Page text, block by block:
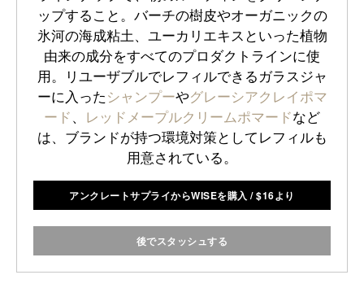
ップすること。バーチの樹皮やオーガニックの
氷河の海成粘土、ユーカリエキスといった植物
由来の成分をすべてのプロダクトラインに使
用。リユーザブルでレフィルできるガラスジャ
ーに入った シャンプーやグレーシアクレイポマ
ード 、 レッドメープルクリームポマードなど
は、ブランドが持つ環境対策としてレフィルも
用意されている。
アンクレートサプライからWISEを購入 /$16より
後でスタッシュする